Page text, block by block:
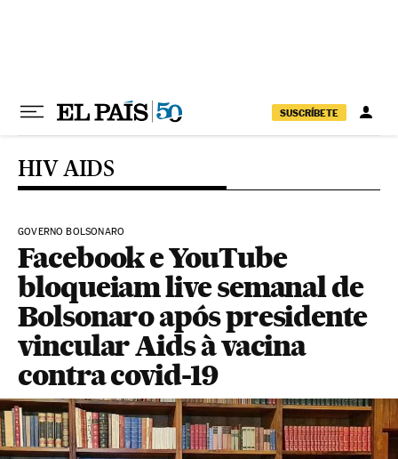
SUSCRÍBETE
HIV AIDS
GOVERNO BOLSONARO
Facebook e YouTube
bloqueiam live semanal de
Bolsonaro após presidente
vincular Aids à vacina
contra covid-19